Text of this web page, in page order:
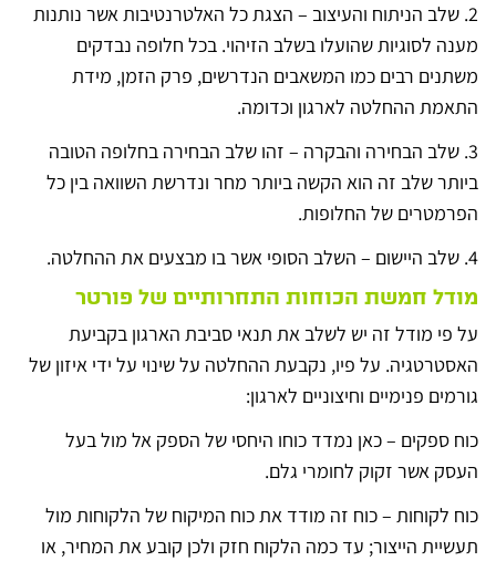
2. שלב הניתוח והעיצוב – הצגת כל האלטרנטיבות אשר נותנות
מענה לסוגיות שהועלו בשלב הזיהוי. בכל חלופה נבדקים
משתנים רבים כמו המשאבים הנדרשים, פרק הזמן, מידת
התאמת ההחלטה לארגון וכדומה.
3. שלב הבחירה והבקרה – זהו שלב הבחירה בחלופה הטובה
ביותר שלב זה הוא הקשה ביותר מחר ונדרשת השוואה בין כל
הפרמטרים של החלופות.
4. שלב היישום – השלב הסופי אשר בו מבצעים את ההחלטה.
מודל חמשת הכוחות התחרותיים של פורטר
על פי מודל זה יש לשלב את תנאי סביבת הארגון בקביעת
האסטרטגיה. על פיו, נקבעת ההחלטה על שינוי על ידי איזון של
גורמים פנימיים וחיצוניים לארגון:
כוח ספקים – כאן נמדד כוחו היחסי של הספק אל מול בעל
העסק אשר זקוק לחומרי גלם.
כוח לקוחות – כוח זה מודד את כוח המיקוח של הלקוחות מול
תעשיית הייצור; עד כמה הלקוח חזק ולכן קובע את המחיר, או